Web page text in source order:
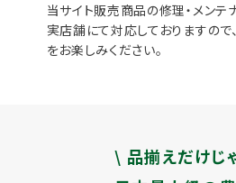
当サイト販売商品の修理・メンテ
実店舗にて対応しておりますので
をお楽しみください。
\ 品揃えだけじ